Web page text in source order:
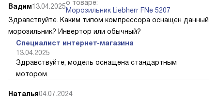
Вадим13.04.2025о товаре:
Морозильник Liebherr FNe 5207
Здравствуйте. Каким типом компрессора оснащен данный
морозильник? Инвертор или обычный?
Специалист интернет-магазина
13.04.2025
Здравствуйте, модель оснащена стандартным
мотором.
Наталья04.07.2024